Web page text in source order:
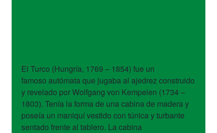
El Turco (Hungría, 1769 – 1854) fue un
famoso autómata que jugaba al ajedrez construido
y revelado por Wolfgang von Kempelen (1734 –
1803). Tenía la forma de una cabina de madera y
poseía un maniquí vestido con túnica y turbante
sentado frente al tablero. La cabina